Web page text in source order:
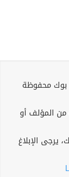
بوك محفوظة
المؤلف أو
يرجى الإبلاغ